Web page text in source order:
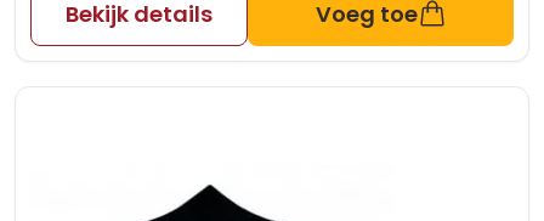
Bekijk details Voeg toe